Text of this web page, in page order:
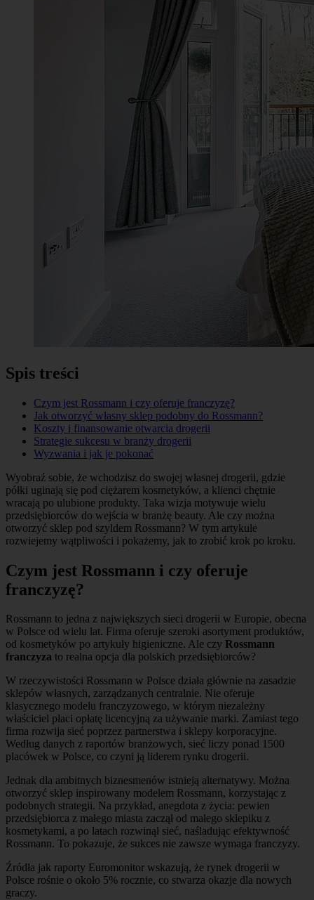
Spis treści
Czym jest Rossmann i czy oferuje franczyzę?
Jak otworzyć własny sklep podobny do Rossmann?
Koszty i finansowanie otwarcia drogerii
Strategie sukcesu w branży drogerii
Wyzwania i jak je pokonać
Wyobraź sobie, że wchodzisz do swojej własnej drogerii, gdzie
półki uginają się pod ciężarem kosmetyków, a klienci chętnie
wracają po ulubione produkty. Taka wizja motywuje wielu
przedsiębiorców do wejścia w branżę beauty. Ale czy można
otworzyć sklep pod szyldem Rossmann? W tym artykule
rozwiejemy wątpliwości i pokażemy, jak to zrobić krok po kroku.
Czym jest Rossmann i czy oferuje
franczyzę?
Rossmann to jedna z największych sieci drogerii w Europie, obecna
w Polsce od wielu lat. Firma oferuje szeroki asortyment produktów,
od kosmetyków po artykuły higieniczne. Ale czy Rossmann
franczyza to realna opcja dla polskich przedsiębiorców?
W rzeczywistości Rossmann w Polsce działa głównie na zasadzie
sklepów własnych, zarządzanych centralnie. Nie oferuje
klasycznego modelu franczyzowego, w którym niezależny
właściciel płaci opłatę licencyjną za używanie marki. Zamiast tego
firma rozwija sieć poprzez partnerstwa i sklepy korporacyjne.
Według danych z raportów branżowych, sieć liczy ponad 1500
placówek w Polsce, co czyni ją liderem rynku drogerii.
Jednak dla ambitnych biznesmenów istnieją alternatywy. Można
otworzyć sklep inspirowany modelem Rossmann, korzystając z
podobnych strategii. Na przykład, anegdota z życia: pewien
przedsiębiorca z małego miasta zaczął od małego sklepiku z
kosmetykami, a po latach rozwinął sieć, naśladując efektywność
Rossmann. To pokazuje, że sukces nie zawsze wymaga franczyzy.
Źródła jak raporty Euromonitor wskazują, że rynek drogerii w
Polsce rośnie o około 5% rocznie, co stwarza okazje dla nowych
graczy.